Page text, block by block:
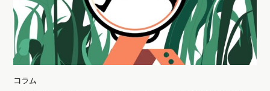
コラム